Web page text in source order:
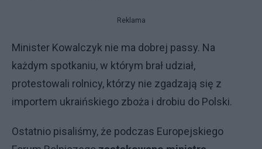
Reklama
Minister Kowalczyk nie ma dobrej passy. Na
każdym spotkaniu, w którym brał udział,
protestowali rolnicy, którzy nie zgadzają się z
importem ukraińskiego zboża i drobiu do Polski.
Ostatnio pisaliśmy, że podczas Europejskiego